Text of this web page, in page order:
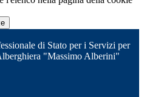
di Stato per i Servizi per
"Massimo Alberini"